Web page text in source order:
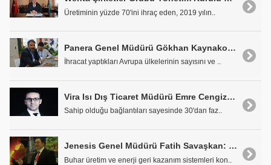
Üretiminin yüzde 70'ini ihraç eden, 2019 yılın..
Panera Genel Müdürü Gökhan Kaynakoğlu: "Hedefimiz Bir Dünya Markası Haline Gelmek"
İhracat yaptıkları Avrupa ülkelerinin sayısını ve ..
Vira Isı Dış Ticaret Müdürü Emre Cengiz: "Misyonumuz Türkiye'de Üretilmeyeni Üretmek"
Sahip olduğu bağlantıları sayesinde 30'dan faz..
Jenesis Genel Müdürü Fatih Savaşkan: 'Tüm Sanayicilerimizin Rahat Bir Nefes Almalarına Katkı Sunacağımıza İnanıyoruz'
Buhar üretim ve enerji geri kazanım sistemleri kon..